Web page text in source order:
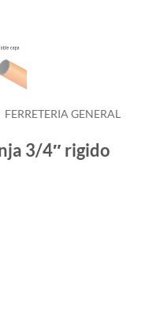
FERRETERIA GENERAL
3/4″ rigido